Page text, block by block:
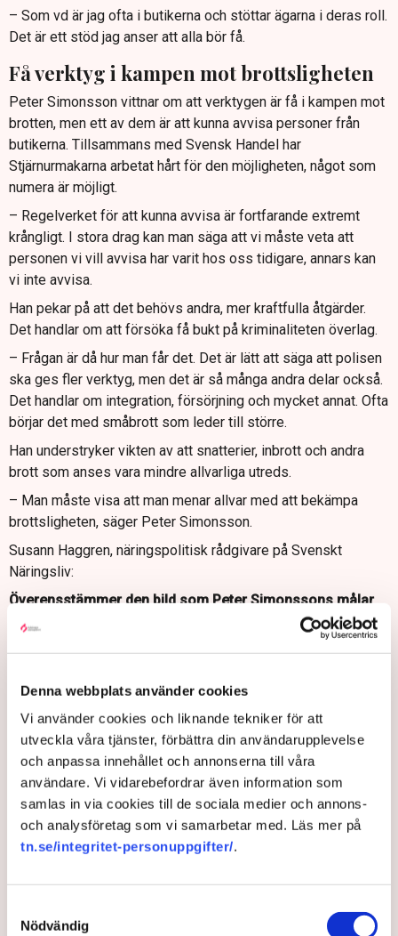
Denna webbplats använder cookies
Vi använder cookies och liknande tekniker för att
utveckla våra tjänster, förbättra din användarupplevelse
och anpassa innehållet och annonserna till våra
användare. Vi vidarebefordrar även information som
samlas in via cookies till de sociala medier och annons-
och analysföretag som vi samarbetar med. Läs mer på
tn.se/integritet-personuppgifter/.
Nödvändig
– Som vd är jag ofta i butikerna och stöttar ägarna i deras roll.
Det är ett stöd jag anser att alla bör få.
Få verktyg i kampen mot brottsligheten
Peter Simonsson vittnar om att verktygen är få i kampen mot
brotten, men ett av dem är att kunna avvisa personer från
butikerna. Tillsammans med Svensk Handel har
Stjärnurmakarna arbetat hårt för den möjligheten, något som
numera är möjligt.
– Regelverket för att kunna avvisa är fortfarande extremt
krångligt. I stora drag kan man säga att vi måste veta att
personen vi vill avvisa har varit hos oss tidigare, annars kan
vi inte avvisa.
Han pekar på att det behövs andra, mer kraftfulla åtgärder.
Det handlar om att försöka få bukt på kriminaliteten överlag.
– Frågan är då hur man får det. Det är lätt att säga att polisen
ska ges fler verktyg, men det är så många andra delar också.
Det handlar om integration, försörjning och mycket annat. Ofta
börjar det med småbrott som leder till större.
Han understryker vikten av att snatterier, inbrott och andra
brott som anses vara mindre allvarliga utreds.
– Man måste visa att man menar allvar med att bekämpa
brottsligheten, säger Peter Simonsson.
Susann Haggren, näringspolitisk rådgivare på Svenskt
Näringsliv:
Överensstämmer den bild som Peter Simonssons målar
upp med din bild från andra branscher?
– Handeln är den bransch som är mest utsatt för den ökade
utsatthet. Lantbruksföretag har ökande problem med inbrott
och stölder, besöksnäringsföretag vittnar om ökat problem
med hot och otrygghet hos personalen, för
fastighetsföretagare ökar skadegörelsen och hot i samband
med kontraktsskrivningar, transportbranschen beskriver en
ökning av inbrott i fordon och skadegörelse. Brott och
otrygghet är ett växande problem för hela näringslivet.